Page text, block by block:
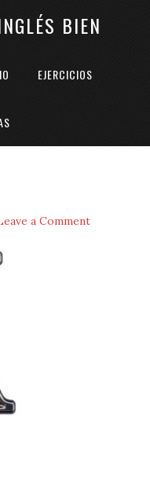
BIEN
EJERCICIOS
a Comment